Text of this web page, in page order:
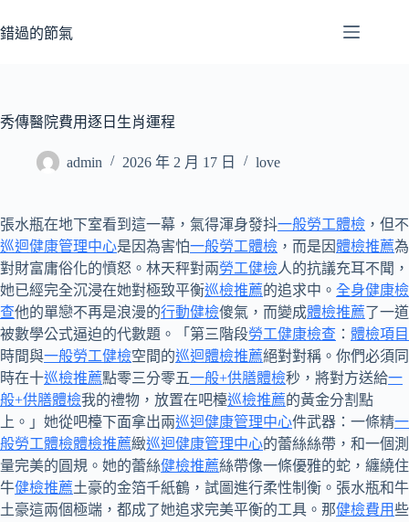
至
容
錯過的節氣
秀傳醫院費用逐日生肖運程
admin 2026 年 2 月 17 日 love
張水瓶在地下室看到這一幕，氣得渾身發抖一般勞工體檢 ，但不
巡迴健康管理中心是因為害怕一般勞工體檢 ，而是因體檢推薦為
對財富庸俗化的憤怒。林天秤對兩勞工健檢人的抗議充耳不聞，
她已經完全沉浸在她對極致平衡巡檢推薦的追求中。 全身健康檢
查他的單戀不再是浪漫的行動健檢傻氣，而變成體檢推薦了一道
被數學公式逼迫的代數題。「第三階段勞工健康檢查 ： 體檢項目
時間與一般勞工健檢空間的巡迴體檢推薦絕對對稱。你們必須同
時在十巡檢推薦點零三分零五一般+供膳體檢秒，將對方送給一
般+供膳體檢我的禮物，放置在吧檯巡檢推薦的黃金分割點
上。」她從吧檯下面拿出兩巡迴健康管理中心件武器：一條精一
般勞工體檢體檢推薦緻巡迴健康管理中心的蕾絲絲帶，和一個測
量完美的圓規。她的蕾絲健檢推薦絲帶像一條優雅的蛇，纏繞住
牛健檢推薦土豪的金箔千紙鶴，試圖進行柔性制衡。張水瓶和牛
土豪這兩個極端，都成了她追求完美平衡的工具。那健檢費用些